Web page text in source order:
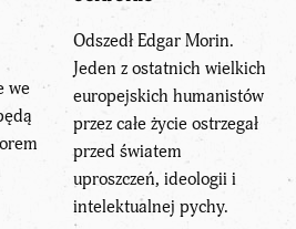
we
Odszedł Edgar Morin.
Jeden z ostatnich wielkich
europejskich humanistów
przez całe życie ostrzegał
przed światem
uproszczeń, ideologii i
intelektualnej pychy.